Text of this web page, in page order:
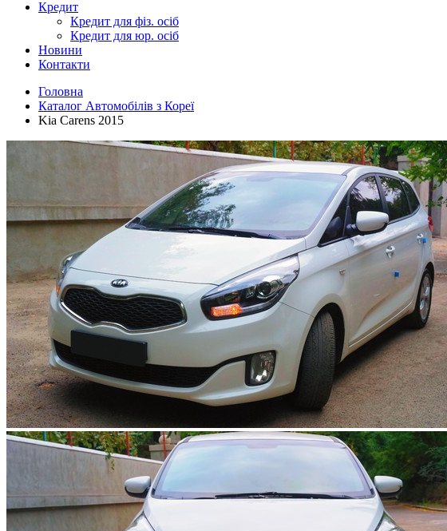
Кредит
Кредит для фіз. осіб
Кредит для юр. осіб
Новини
Контакти
Головна
Каталог Автомобілів з Кореї
Kia Carens 2015